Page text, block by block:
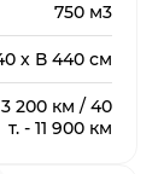
750 м3
х В 440 см
3 200 км / 40
т. - 11 900 км